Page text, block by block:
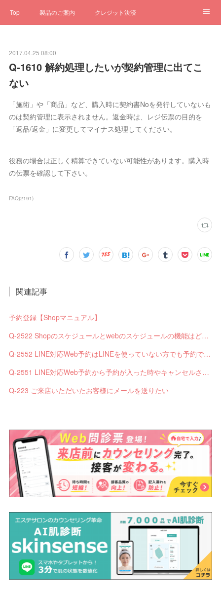
Top 製品のご案内 クレジット決済
お問合せ
2017.04.25 08:00
Q-1610 解約処理したいが契約管理に出てこ
ない
「施術」や「商品」など、購入時に契約書Noを発行していないも
のは契約管理に表示されません。返金時は、レジ伝票の目的を
「返品/返金」に変更してマイナス処理してください。
役務の場合は正しく精算できていない可能性があります。購入時
の伝票を確認して下さい。
FAQ(2191)
関連記事
予約登録【Shopマニュアル】
Q-2522 Shopのスケジュールとwebのスケジュールの機能はどう違いますか？
Q-2552 LINE対応Web予約はLINEを使っていない方でも予約できますか？
Q-2551 LINE対応Web予約から予約が入った時やキャンセルされた時、サロンやお客様へは通知されますか？
Q-223 ご来店いただいたお客様にメールを送りたい